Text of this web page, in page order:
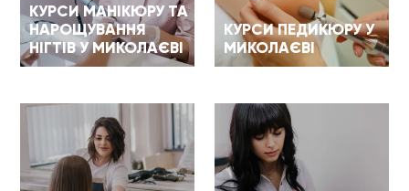
КУРСИ МАНІКЮРУ ТА
НАРОЩУВАННЯ
НІГТІВ У МИКОЛАЄВІ
КУРСИ ПЕДИКЮРУ У
МИКОЛАЄВІ